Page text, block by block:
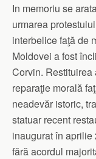
In memoriu se
urmarea
interbelice faţă de
Moldovei a fost
Corvin.
reparaţie morală
neadevăr istoric,
statuar recent
inaugurat în aprilie
fără acordul